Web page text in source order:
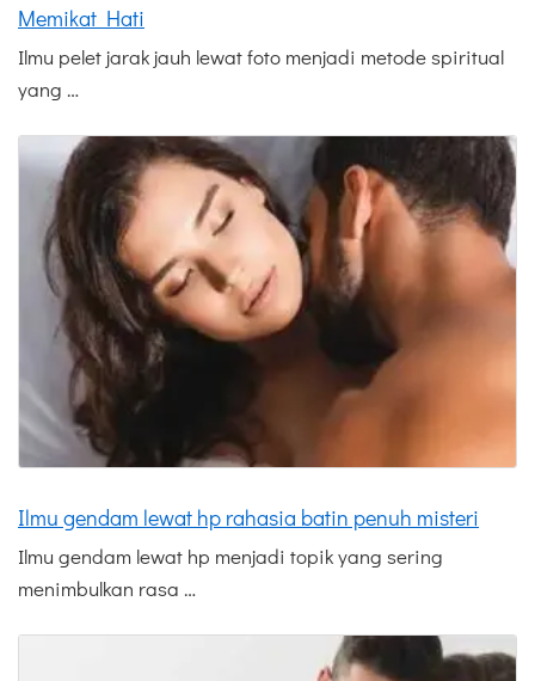
Memikat Hati
Ilmu pelet jarak jauh lewat foto menjadi metode spiritual
yang …
Ilmu gendam lewat hp rahasia batin penuh misteri
Ilmu gendam lewat hp menjadi topik yang sering
menimbulkan rasa …